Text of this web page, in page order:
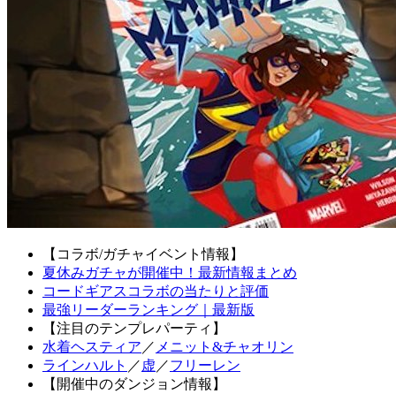
【コラボ/ガチャイベント情報】
夏休みガチャが開催中！最新情報まとめ
コードギアスコラボの当たりと評価
最強リーダーランキング｜最新版
【注目のテンプレパーティ】
水着ヘスティア ／ メニット&チャオリン
ラインハルト ／ 虚 ／フリーレン
【開催中のダンジョン情報】